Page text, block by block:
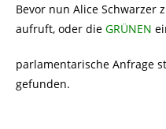
Bevor nun Alice Schwarzer
aufruft, oder die GRÜNEN
parlamentarische Anfrage
gefunden.